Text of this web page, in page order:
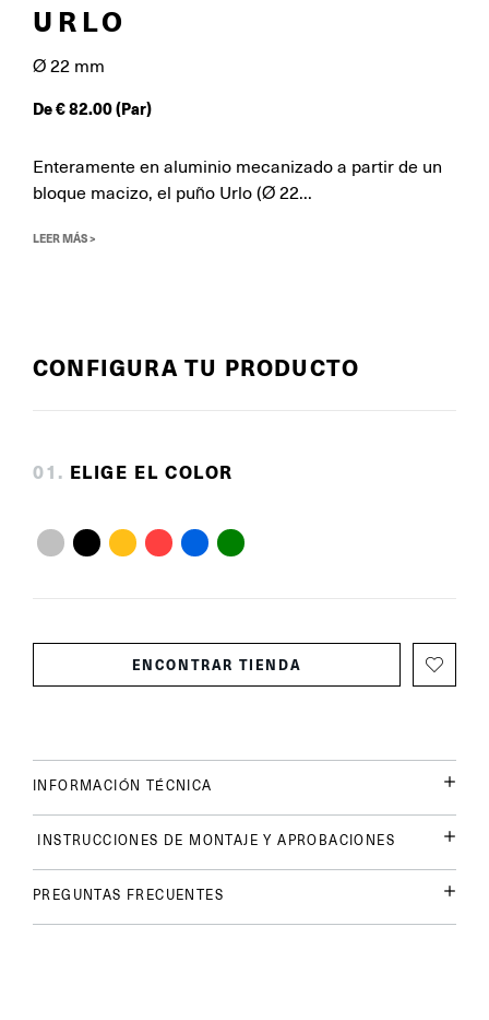
URLO
Ø 22 mm
De€82.00(Par)
Enteramente en aluminio mecanizado a partir de un
bloque macizo, el puño Urlo (Ø 22...
LEER MÁS >
CONFIGURA TU PRODUCTO
01 . ELIGE EL COLOR
ENCONTRAR TIENDA
INFORMACIÓN TÉCNICA
INSTRUCCIONES DE MONTAJE Y APROBACIONES
PREGUNTAS FRECUENTES